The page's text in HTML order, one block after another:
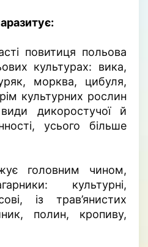
:
повитиця польова
культурах: вика,
морква, цибуля,
культурних рослин
дикоростучої й
усього більше
головним чином,
культурні,
із трав’янистих
полин, кропиву,